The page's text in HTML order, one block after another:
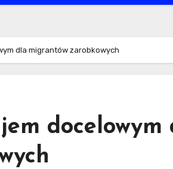
dla migrantów zarobkowych
docelowym